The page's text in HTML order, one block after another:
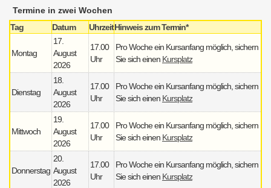
Termine in zwei Wochen
Tag
Datum UhrzeitHinweis zum Termin*
Montag
17.
August
2026
17.00
Uhr
Pro Woche ein Kursanfang möglich, sichern
Sie sich einen Kursplatz
Dienstag
18.
August
2026
17.00
Uhr
Pro Woche ein Kursanfang möglich, sichern
Sie sich einen Kursplatz
Mittwoch
19.
August
2026
17.00
Uhr
Pro Woche ein Kursanfang möglich, sichern
Sie sich einen Kursplatz
Donnerstag
20.
August
2026
17.00
Uhr
Pro Woche ein Kursanfang möglich, sichern
Sie sich einen Kursplatz